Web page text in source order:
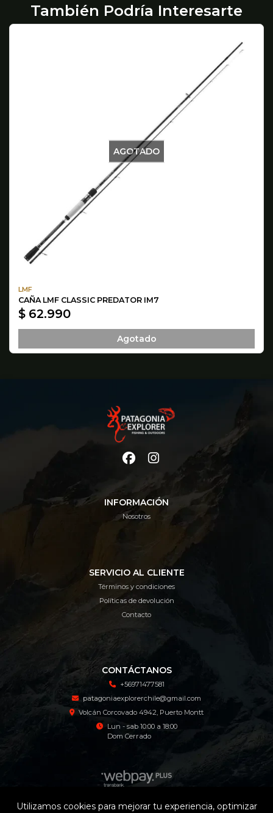
También Podría Interesarte
AGOTADO
LMF
CAÑA LMF CLASSIC PREDATOR IM7
$ 62.990
Agotado
INFORMACIÓN
Nosotros
SERVICIO AL CLIENTE
Términos y condiciones
Políticas de devolución
Contacto
CONTÁCTANOS
+56971477581
patagoniaexplorerchile@gmail.com
Volcán Corcovado 4942, Puerto Montt
Lun - sab 10:00 a 18:00
Dom Cerrado
Utilizamos cookies para mejorar tu experiencia, optimizar